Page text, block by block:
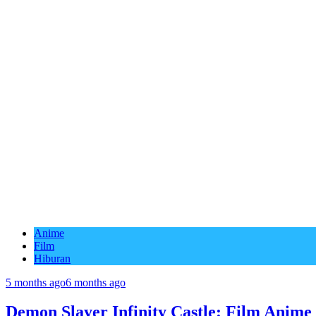
Anime
Film
Hiburan
5 months ago6 months ago
Demon Slayer Infinity Castle: Film Anime